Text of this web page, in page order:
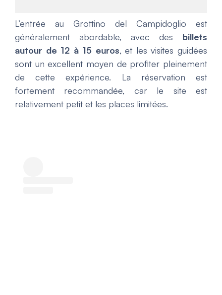
L’entrée au Grottino del Campidoglio est
généralement abordable, avec des billets
autour de 12 à 15 euros, et les visites guidées
sont un excellent moyen de profiter pleinement
de cette expérience. La réservation est
fortement recommandée, car le site est
relativement petit et les places limitées.